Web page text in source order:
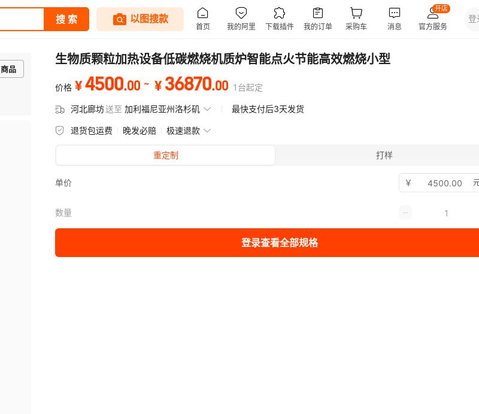
商品
生物质颗粒加热设备低碳燃烧机质炉智能点火节能高效燃烧小型
价格 ¥4500.00 ¥ 36870.00 1 台起定
河北廊坊送至 加利福尼亚州洛杉矶 最快支付后3天发货
退货包运费 晚发必赔 极速退款
重定制 打样
单价 ￥
数量
登录查看全部规格